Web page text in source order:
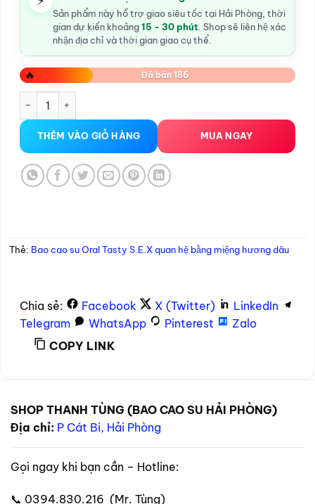
Sản phẩm này hỗ trợ giao siêu tốc tại Hải Phòng, thời
gian dự kiến khoảng15 - 30 phút . Shop sẽ liên hệ xác
nhận địa chỉ và thời gian giao cụ thể.
🔥 Đã bán 186
THÊM VÀO GIỎ HÀNG MUA NGAY
Thẻ: Bao cao su Oral Tasty S.E.X quan hệ bằng miệng hương dâu
Chia sẻ: Facebook X (Twitter)
LinkedIn
Telegram
WhatsApp Pinterest
Zalo
COPY LINK
SHOP THANH TÙNG (BAO CAO SU HẢI PHÒNG)
Địa chỉ: P Cát Bi, Hải Phòng
Gọi ngay khi bạn cần – Hotline:
📞 0394.830.216 (Mr. Tùng)